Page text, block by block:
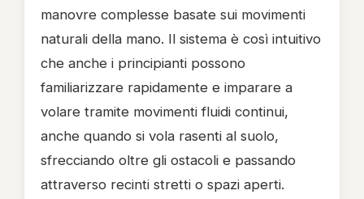
manovre complesse basate sui movimenti
naturali della mano. Il sistema è così intuitivo
che anche i principianti possono
familiarizzare rapidamente e imparare a
volare tramite movimenti fluidi continui,
anche quando si vola rasenti al suolo,
sfrecciando oltre gli ostacoli e passando
attraverso recinti stretti o spazi aperti.